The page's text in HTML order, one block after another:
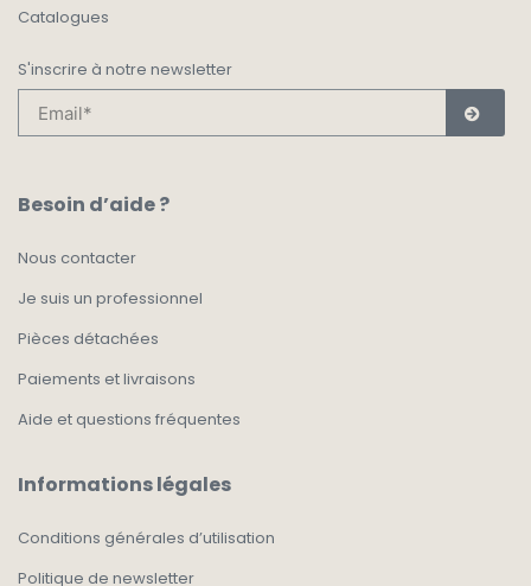
Catalogues
S'inscrire à notre newsletter
Besoin d’aide ?
Nous contacter
Je suis un professionnel
Pièces détachées
Paiements et livraisons
Aide et questions fréquentes
Informations légales
Conditions générales d’utilisation
Politique de newsletter